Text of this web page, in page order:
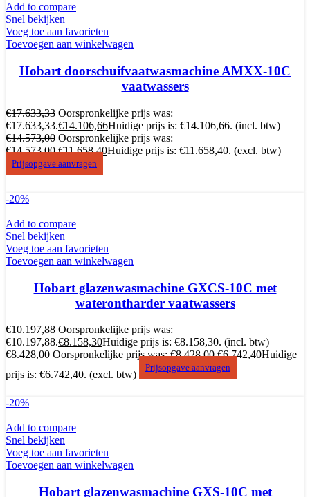
Add to compare
Snel bekijken
Voeg toe aan favorieten
Toevoegen aan winkelwagen
Hobart doorschuifvaatwasmachine AMXX-10C
vaatwassers
€17.633,33 Oorspronkelijke prijs was:
€17.633,33.€14.106,66Huidige prijs is: €14.106,66. (incl. btw)
€14.573,00 Oorspronkelijke prijs was:
€14.573,00.€11.658,40Huidige prijs is: €11.658,40. (excl. btw)
Prijsopgave aanvragen
-20%
Add to compare
Snel bekijken
Voeg toe aan favorieten
Toevoegen aan winkelwagen
Hobart glazenwasmachine GXCS-10C met
waterontharder vaatwassers
€10.197,88 Oorspronkelijke prijs was:
€10.197,88.€8.158,30Huidige prijs is: €8.158,30. (incl. btw)
€8.428,00 Oorspronkelijke prijs was: €8.428,00.€6.742,40Huidige
prijs is: €6.742,40. (excl. btw)
Prijsopgave aanvragen
-20%
Add to compare
Snel bekijken
Voeg toe aan favorieten
Toevoegen aan winkelwagen
Hobart glazenwasmachine GXS-10C met